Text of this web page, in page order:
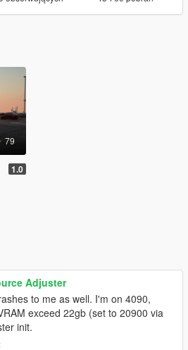
79
1.0
Adjuster
to me as well. I'm on 4090,
exceed 22gb (set to 20900 via
init.